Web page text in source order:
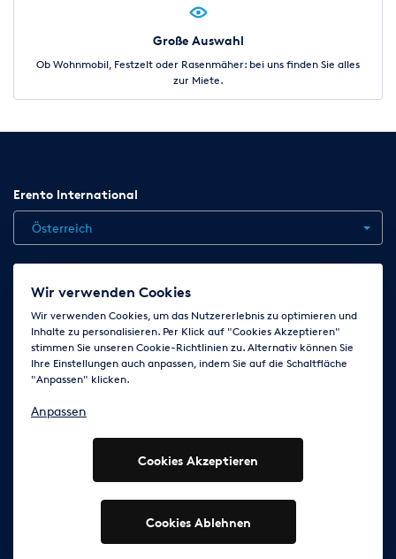
Große Auswahl
Ob Wohnmobil, Festzelt oder Rasenmäher: bei uns finden Sie alles
zur Miete.
Erento International
Österreich
Jobs Kontakt News
AGB
Impressum Cookie-Einstellungen ändern
Folge uns auf
© 2003 - 2026 Erento Campanda GmbH - Alle Rechte
vorbehalten
Ausgewiesene Marken gehören den jeweiligen Eigentümern.
Wir verwenden Cookies
Wir verwenden Cookies, um das Nutzererlebnis zu optimieren und
Inhalte zu personalisieren. Per Klick auf "Cookies Akzeptieren"
stimmen Sie unseren Cookie-Richtlinien zu. Alternativ können Sie
Ihre Einstellungen auch anpassen, indem Sie auf die Schaltfläche
"Anpassen" klicken.
Anpassen
Cookies Akzeptieren
Cookies Ablehnen